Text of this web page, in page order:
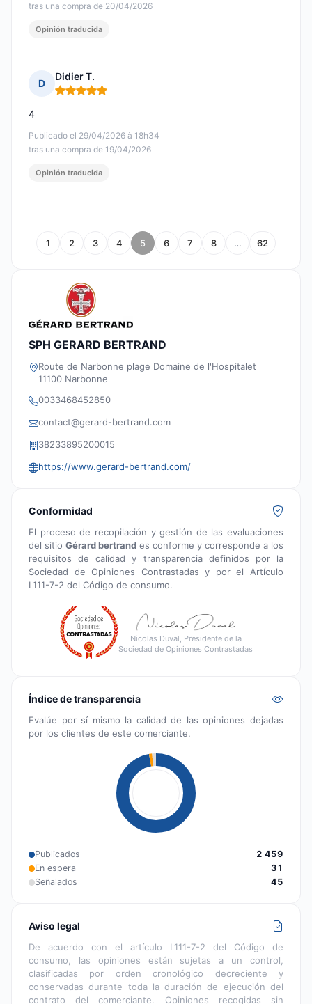
tras una compra de 20/04/2026
Opinión traducida
D
Didier T.
Nota: 5 de 5
Publicado el 29/04/2026 à 18h34
tras una compra de 19/04/2026
4
Opinión traducida
1 2 3 4 5 6 7 8 … 62
SPH GERARD BERTRAND
Route de Narbonne plage Domaine de l'Hospitalet
11100 Narbonne
0033468452850
contact@gerard-bertrand.com
38233895200015
https://www.gerard-bertrand.com/
Conformidad
El proceso de recopilación y gestión de las evaluaciones
del sitio Gérard bertrand es conforme y corresponde a los
requisitos de calidad y transparencia definidos por la
Sociedad de Opiniones Contrastadas y por el Artículo
L111-7-2 del Código de consumo.
Nicolas Duval, Presidente de la
Sociedad de Opiniones Contrastadas
Índice de transparencia
Evalúe por sí mismo la calidad de las opiniones dejadas
por los clientes de este comerciante.
Publicados
2 459
En espera
31
Señalados
45
Aviso legal
De acuerdo con el artículo L111-7-2 del Código de
consumo, las opiniones están sujetas a un control,
clasificadas por orden cronológico decreciente y
conservadas durante toda la duración de ejecución del
contrato del comerciante. Opiniones recogidas sin